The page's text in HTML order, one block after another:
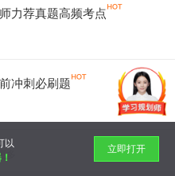
力荐真题高频考点
冲刺必刷题
多
以
立即打开